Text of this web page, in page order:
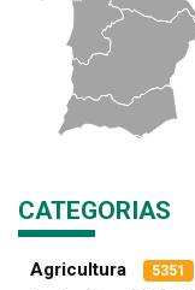
CATEGORIAS
Agricultura 5351